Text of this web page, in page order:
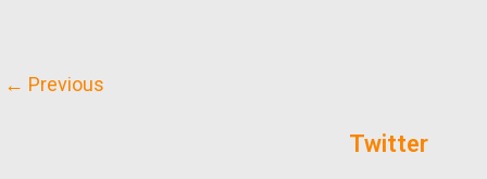
← Previous
Twitter